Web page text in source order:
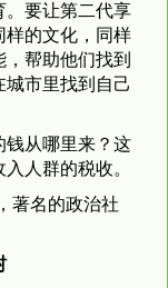
。要让第二代享
样的文化，同样
帮助他们找到
市里找到自己
钱从哪里来？这
人群的税收。
著名的政治社